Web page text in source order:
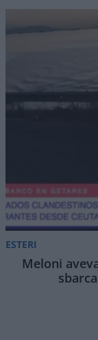
ESTERI
Meloni